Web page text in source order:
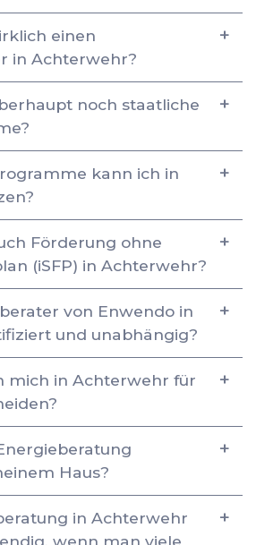
einen
in Achterwehr?
noch staatliche
kann ich in
Förderung ohne
(iSFP) in Achterwehr?
von Enwendo in
und unabhängig?
mich in Achterwehr für
Haus?
in Achterwehr
wenn man viele